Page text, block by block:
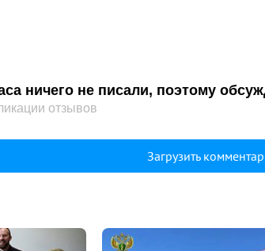
ничего не писали, поэтому
отзывов
Загрузить